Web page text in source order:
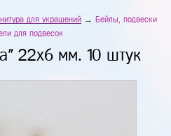
для украшений→ Бейлы, подвески
для подвесок
22х6 мм. 10 штук